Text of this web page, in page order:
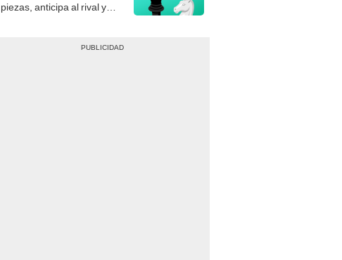
piezas, anticipa al rival y